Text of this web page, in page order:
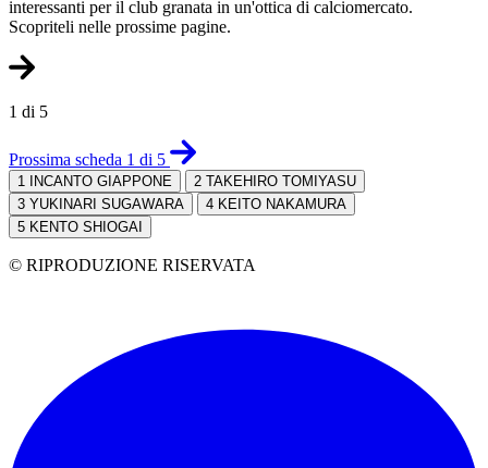
interessanti per il club granata in un'ottica di calciomercato.
Scopriteli nelle prossime pagine.
1 di 5
Prossima scheda 1 di 5
1 INCANTO GIAPPONE 2 TAKEHIRO TOMIYASU
3 YUKINARI SUGAWARA 4 KEITO NAKAMURA
5 KENTO SHIOGAI
© RIPRODUZIONE RISERVATA